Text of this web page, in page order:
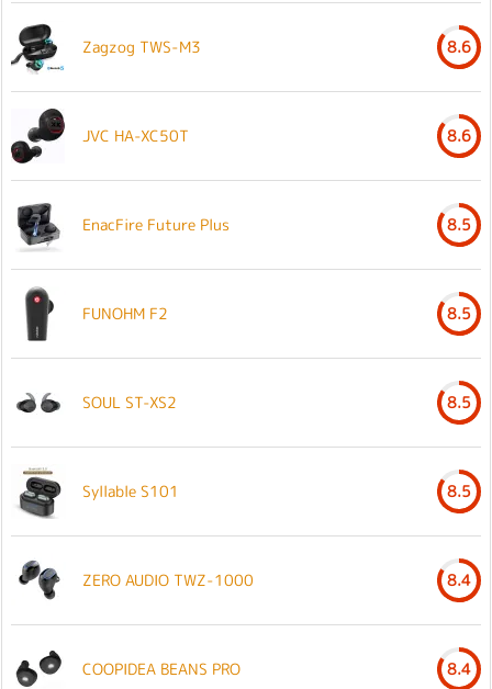
Zagzog TWS-M3 8.6
JVC HA-XC50T 8.6
EnacFire Future Plus 8.5
FUNOHM F2 8.5
SOUL ST-XS2 8.5
Syllable S101 8.5
ZERO AUDIO TWZ-1000 8.4
COOPIDEA BEANS PRO 8.4